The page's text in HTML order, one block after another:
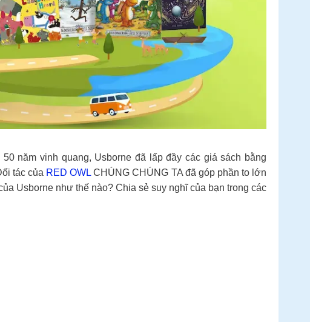
năm vinh quang, Usborne đã lấp đầy các giá sách bằng
tác của RED OWL CHÚNG CHÚNG TA đã góp phần to lớn
Usborne như thế nào? Chia sẻ suy nghĩ của bạn trong các